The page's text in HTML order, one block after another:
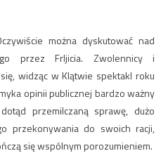
można dyskutować nad
przez Frljicia. Zwolennicy i
widząc w Klątwie spektakl roku
opinii publicznej bardzo ważny
przemilczaną sprawę, dużo
przekonywania do swoich racji,
się wspólnym porozumieniem.